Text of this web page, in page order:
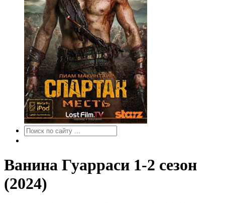
Ванина Гуарраси 1-2 сезон
(2024)